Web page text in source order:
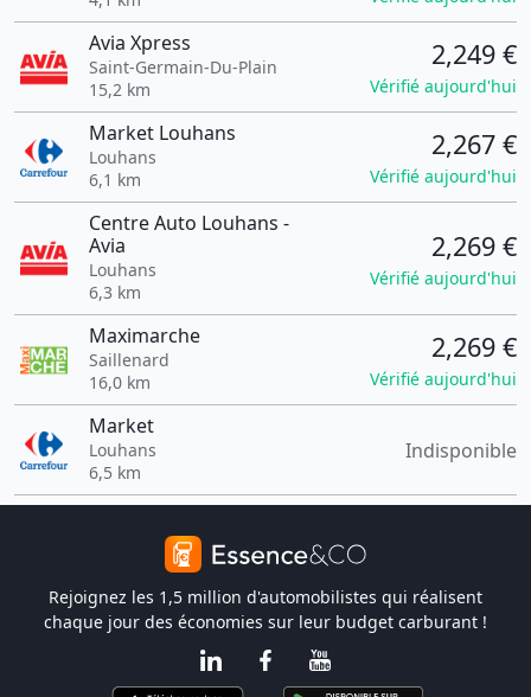
Avia Xpress
Saint-Germain-Du-Plain
15,2 km
2,249 €
Vérifié aujourd'hui
Market Louhans
Louhans
6,1 km
2,267 €
Vérifié aujourd'hui
Centre Auto Louhans -
Avia
Louhans
6,3 km
2,269 €
Vérifié aujourd'hui
Maximarche
Saillenard
16,0 km
2,269 €
Vérifié aujourd'hui
Market
Louhans
6,5 km
Indisponible
Rejoignez les 1,5 million d'automobilistes qui réalisent
chaque jour des économies sur leur budget carburant !